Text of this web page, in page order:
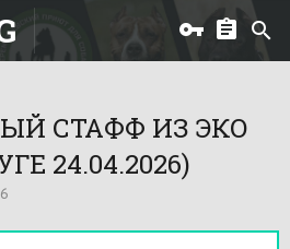
СТАФФ ИЗ ЭКО
24.04.2026)